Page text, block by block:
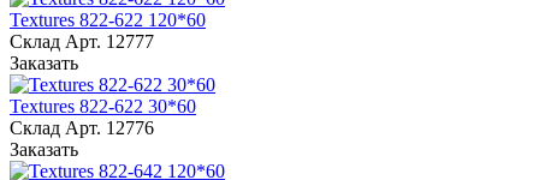
Textures 822-622 120*60
Склад Арт. 12777
Заказать
Textures 822-622 30*60
Склад Арт. 12776
Заказать